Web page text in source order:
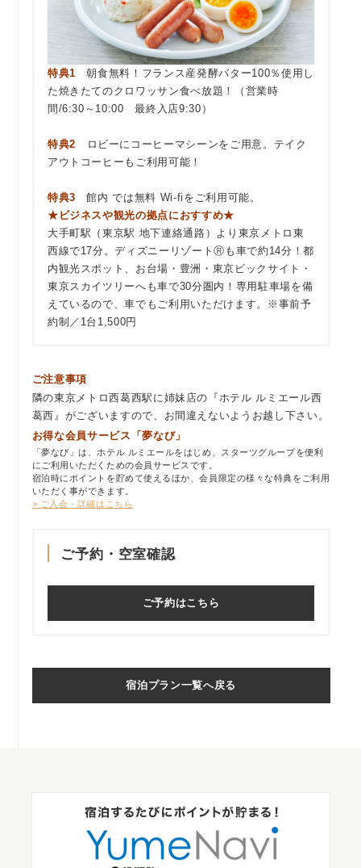
特典1 朝食無料！フランス産発酵バター100％使用し
た焼きたてのクロワッサン食べ放題！（営業時
間/6:30～10:00 最終入店9:30）
特典2
ロビーにコーヒーマシーンをご用意。テイク
アウトコーヒーもご利用可能！
特典3 館内 では無料 Wi-fiをご利用可能。
★ビジネスや観光の拠点におすすめ★
大手町駅（東京駅 地下連絡通路）より東京メトロ東
西線で17分。ディズニーリゾートⓇも車で約14分！都
内観光スポット、お台場・豊洲・東京ビックサイト・
東京スカイツリーへも車で30分圏内！専用駐車場を備
えているので、車でもご利用いただけます。※事前予
約制／1台1,500円
ご注意事項
隣の東京メトロ西葛西駅に姉妹店の『ホテル ルミエール西
葛西』がございますので、お間違えないようお越し下さい。
お得な会員サービス「夢なび」
「夢なび」は、ホテル ルミエールをはじめ、スターツグループを便利
にご利用いただくための会員サービスです。
宿泊時にポイントを貯めて使えるほか、会員限定の様々な特典をご利用
いただく事ができます。
> ご入会・詳細はこちら
ご予約・空室確認
ご予約はこちら
宿泊プラン一覧へ戻る